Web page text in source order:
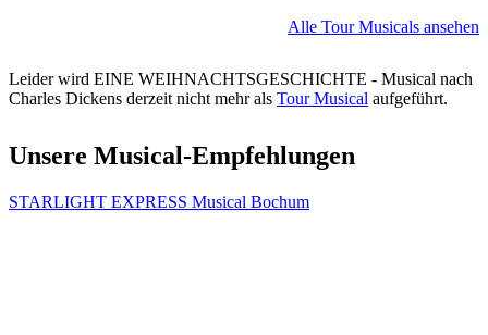
Alle Tour Musicals ansehen
Leider wird EINE WEIHNACHTSGESCHICHTE - Musical nach
Charles Dickens derzeit nicht mehr als Tour Musical aufgeführt.
Unsere Musical-Empfehlungen
STARLIGHT EXPRESS Musical Bochum